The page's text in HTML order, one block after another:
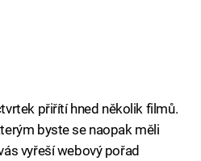
přiřítí hned několik filmů.
byste se naopak měli
vyřeší webový pořad